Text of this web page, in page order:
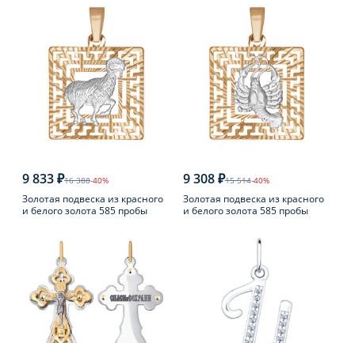
9 833 ₽16 388-40%
Золотая подвеска из красного
и белого золота 585 пробы
9 308 ₽15 514-40%
Золотая подвеска из красного
и белого золота 585 пробы